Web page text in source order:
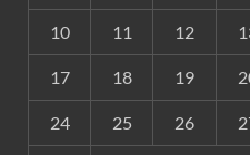
10 11 12
17 18 19
24 25 26